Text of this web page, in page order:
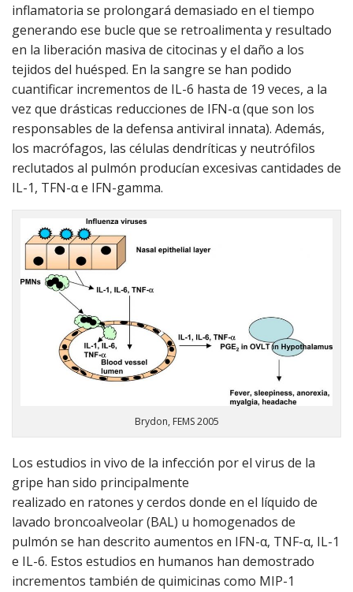
inflamatoria se prolongará demasiado en el tiempo
generando ese bucle que se retroalimenta y resultado
en la liberación masiva de citocinas y el daño a los
tejidos del huésped. En la sangre se han podido
cuantificar incrementos de IL-6 hasta de 19 veces, a la
vez que drásticas reducciones de IFN-α (que son los
responsables de la defensa antiviral innata). Además,
los macrófagos, las células dendríticas y neutrófilos
reclutados al pulmón producían excesivas cantidades de
IL-1, TFN-α e IFN-gamma.
Brydon, FEMS 2005
Los estudios in vivo de la infección por el virus de la
gripe han sido principalmente
realizado en ratones y cerdos donde en el líquido de
lavado broncoalveolar (BAL) u homogenados de
pulmón se han descrito aumentos en IFN-α, TNF-α, IL-1
e IL-6. Estos estudios en humanos han demostrado
incrementos también de quimicinas como MIP-1